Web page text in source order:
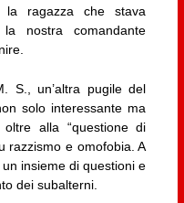
ragazza che stava
nostra comandante
S., un’altra pugile del
solo interessante ma
oltre alla “questione di
razzismo e omofobia. A
insieme di questioni e
dei subalterni.